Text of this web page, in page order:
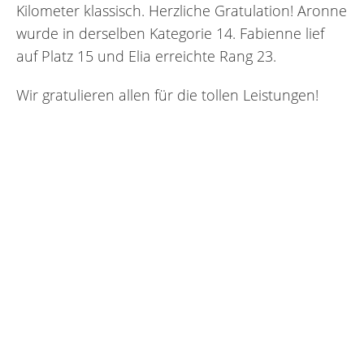
Kilometer klassisch. Herzliche Gratulation! Aronne
wurde in derselben Kategorie 14. Fabienne lief
auf Platz 15 und Elia erreichte Rang 23.
Wir gratulieren allen für die tollen Leistungen!